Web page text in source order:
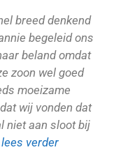
breed denkend
begeleid ons
beland omdat
zoon wel goed
moeizame
wij vonden dat
niet aan sloot bij
lees verder